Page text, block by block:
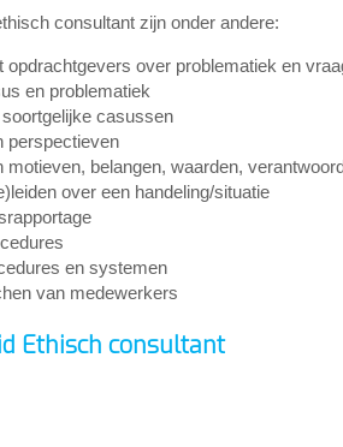
consultant zijn onder andere:
opdrachtgevers over problematiek en
en problematiek
casussen
perspectieven
motieven, belangen, waarden,
over een handeling/situatie
en systemen
van medewerkers
Ethisch consultant